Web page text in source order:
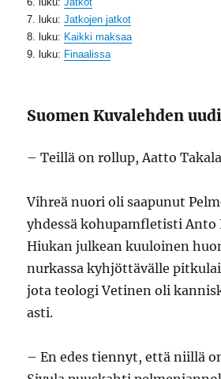
7. luku:Jatkojen jatkot
8. luku: Kaikki maksaa
9. luku: Finaalissa
Suomen Kuvalehden
– Teillä on rollup, Aatto
Vihreä nuori oli saapunut
yhdessä kohupamfletisti Anto
Hiukan julkean kuuloinen
nurkassa kyhjöttävälle
jota teologi Vetinen oli
asti.
– En edes tiennyt, että niillä